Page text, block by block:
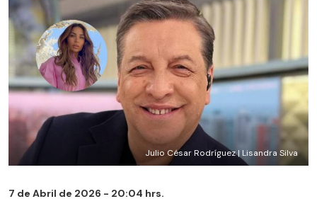
Julio César Rodríguez | Lisandra Silva
7 de Abril de 2026 - 20:04 hrs.